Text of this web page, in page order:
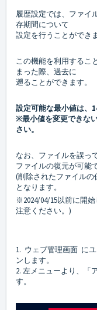
履歴設定では、ファイ
存期間について
設定を行うことができま
この機能を利用するこ
まった際、過去に
遡ることができます。
設定可能な最小値は、
※最小値を変更できない
さい。
なお、ファイルを誤っ
ファイルの復元が可能で
(削除されたファイルの
となります。
※2024/04/15以前に開
注意ください。)
1. ウェブ管理画面 に
ンします。
2. 左メニューより、「
す。